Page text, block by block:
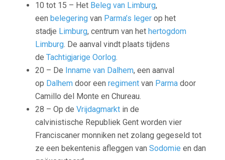
10 tot 15 – Het Beleg van Limburg,
een belegering van Parma’s leger op het
stadje Limburg, centrum van het hertogdom
Limburg. De aanval vindt plaats tijdens
de Tachtigjarige Oorlog.
20 – De Inname van Dalhem, een aanval
op Dalhem door een regiment van Parma door
Camillo del Monte en Chureau.
28 – Op de Vrijdagmarkt in de
calvinistische Republiek Gent worden vier
Franciscaner monniken net zolang gegeseld tot
ze een bekentenis afleggen van Sodomie en dan